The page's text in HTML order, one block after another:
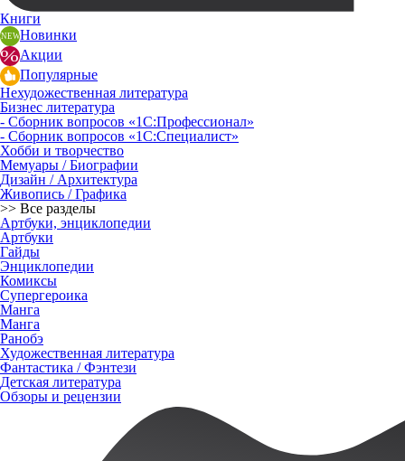
Книги
Новинки
Акции
Популярные
Нехудожественная литература
Бизнес литература
- Сборник вопросов «1С:Профессионал»
- Сборник вопросов «1С:Специалист»
Хобби и творчество
Мемуары / Биографии
Дизайн / Архитектура
Живопись / Графика
>> Все разделы
Артбуки, энциклопедии
Артбуки
Гайды
Энциклопедии
Комиксы
Супергероика
Манга
Манга
Ранобэ
Художественная литература
Фантастика / Фэнтези
Детская литература
Обзоры и рецензии